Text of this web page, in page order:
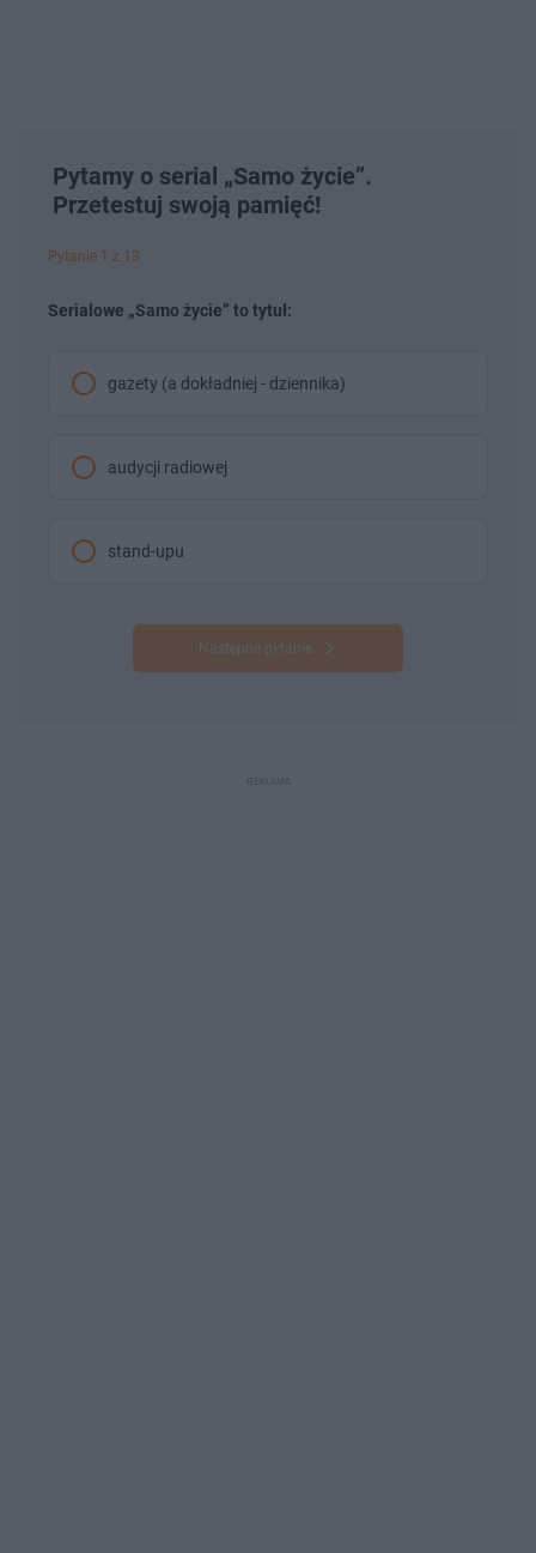
Pytamy o serial „Samo życie”.
Przetestuj swoją pamięć!
Pytanie 1 z 13
Serialowe „Samo życie” to tytuł:
gazety (a dokładniej - dziennika)
audycji radiowej
stand-upu
Następne pytanie